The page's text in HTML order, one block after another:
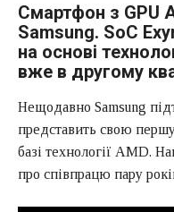
Смартфон з GPU
Samsung. SoC
на основі
вже в другому
Нещодавно Samsung
представить свою
базі технології AMD.
про співпрацю пару